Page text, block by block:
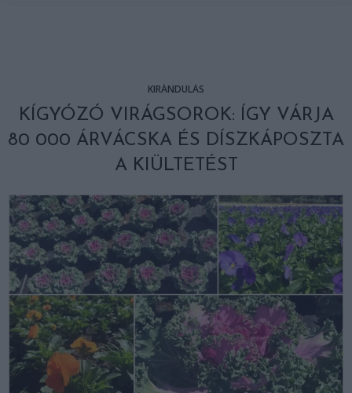
KIRÁNDULÁS
KÍGYÓZÓ VIRÁGSOROK: ÍGY VÁRJA
80 000 ÁRVÁCSKA ÉS DÍSZKÁPOSZTA
A KIÜLTETÉST